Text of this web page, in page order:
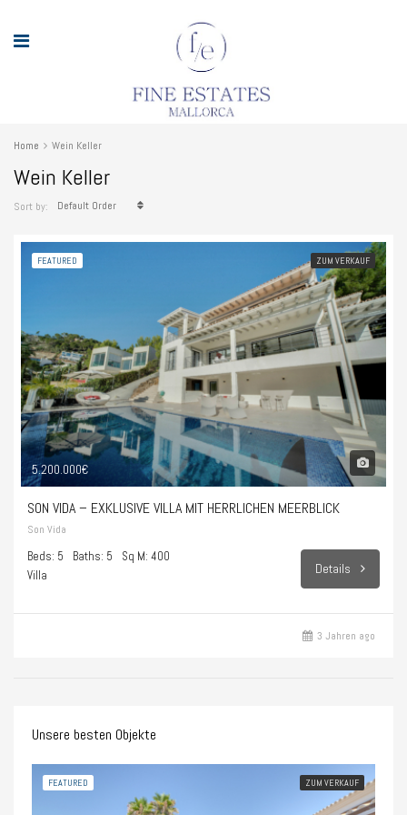
Home Wein Keller
Wein Keller
Sort by: Default Order
FEATURED ZUM VERKAUF
5.200.000€
SON VIDA – EXKLUSIVE VILLA MIT HERRLICHEN MEERBLICK
Son Vida
Beds: 5 Baths: 5
Sq M: 400
Villa
Details
3 Jahren ago
Unsere besten Objekte
FEATURED ZUM VERKAUF